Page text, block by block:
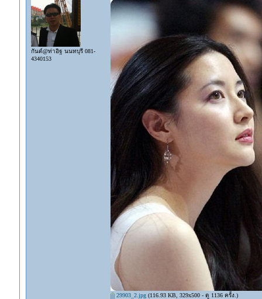
กันต์@ท่าอิฐ นนทบุรี 081-
4340153
29903_2.jpg(116.93 KB, 329x500 - ดู 1136 ครั้ง.)